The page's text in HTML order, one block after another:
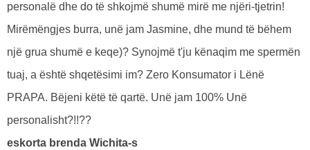
personalë dhe do të shkojmë shumë mirë me njëri-tjetrin!
Mirëmëngjes burra, unë jam Jasmine, dhe mund të bëhem
një grua shumë e keqe)? Synojmë t'ju kënaqim me spermën
tuaj, a është shqetësimi im? Zero Konsumator i Lënë
PRAPA. Bëjeni këtë të qartë. Unë jam 100% Unë
personalisht?!!??
eskorta brenda Wichita-s